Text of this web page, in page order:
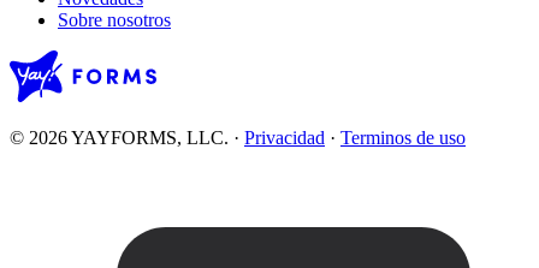
Sobre nosotros
© 2026 YAYFORMS, LLC. · Privacidad · Terminos de uso